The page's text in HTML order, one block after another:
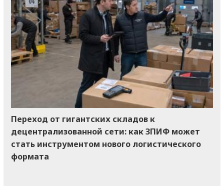
Переход от гигантских складов к
децентрализованной сети: как ЗПИФ может
стать инструментом нового логистического
формата